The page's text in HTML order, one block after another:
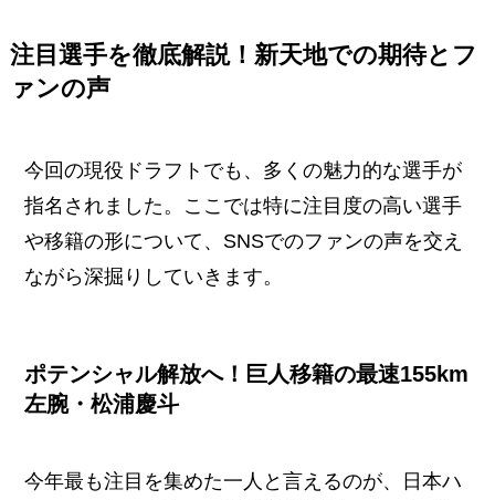
注目選手を徹底解説！新天地での期待とフ
ァンの声
今回の現役ドラフトでも、多くの魅力的な選手が
指名されました。ここでは特に注目度の高い選手
や移籍の形について、SNSでのファンの声を交え
ながら深掘りしていきます。
ポテンシャル解放へ！巨人移籍の最速155km
左腕・松浦慶斗
今年最も注目を集めた一人と言えるのが、日本ハ